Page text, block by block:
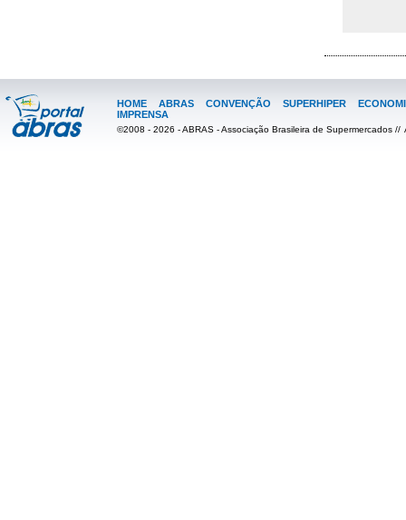
HOME ABRAS CONVENÇÃO SUPERHIPER
IMPRENSA
©2008 - 2026 - ABRAS - Associação Brasileira de Supermercados //